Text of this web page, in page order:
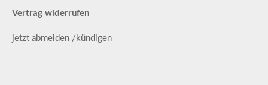
Vertrag widerrufen
jetzt abmelden /kündigen